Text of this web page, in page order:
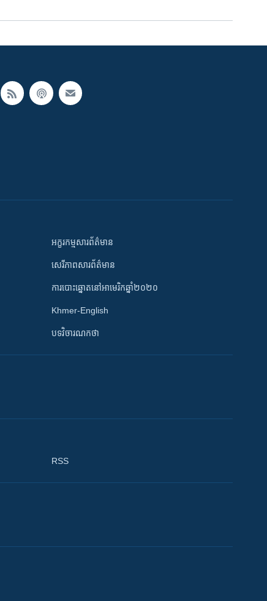
អក្ខរកម្មសារព័ត៌មាន
សេរីភាពសារព័ត៌មាន
ការបោះឆ្នោតនៅអាមេរិកឆ្នាំ២០២០
Khmer-English
បទវិចារណកថា
RSS